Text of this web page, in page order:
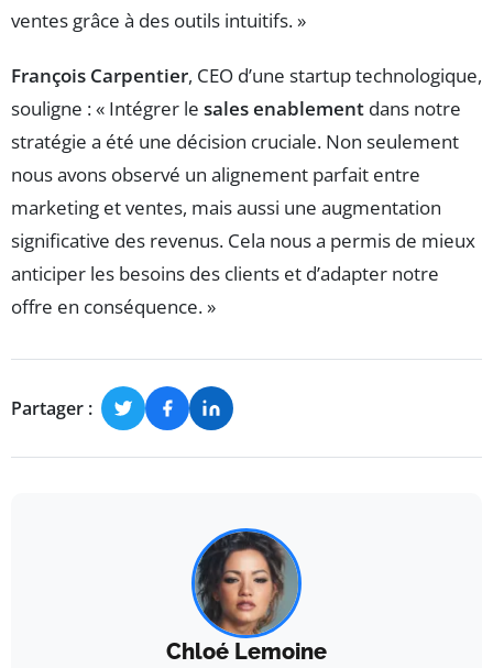
ventes grâce à des outils intuitifs. »
François Carpentier, CEO d’une startup technologique,
souligne : « Intégrer le sales enablement dans notre
stratégie a été une décision cruciale. Non seulement
nous avons observé un alignement parfait entre
marketing et ventes, mais aussi une augmentation
significative des revenus. Cela nous a permis de mieux
anticiper les besoins des clients et d’adapter notre
offre en conséquence. »
Partager :
Chloé Lemoine